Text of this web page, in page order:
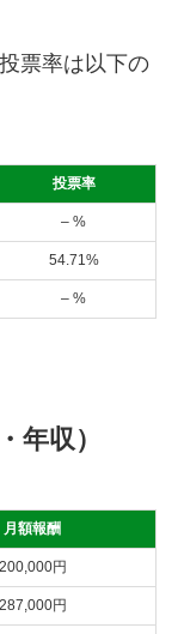
票率は以下の
投票率
– %
54.71%
– %
年収）
月額報酬
200,000円
287,000円